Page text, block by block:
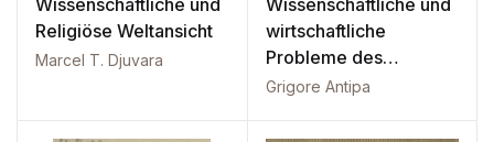
Religiöse Weltansicht
Marcel T. Djuvara
wirtschaftliche
Probleme des
Donaudeltas
Grigore Antipa